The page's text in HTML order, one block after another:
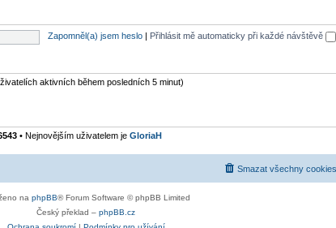
Zapomněl(a) jsem heslo Přihlásit mě automaticky při každé návštěvě
aktivních během posledních 5 minut)
• Nejnovějším uživatelem je GloriaH
Smazat všechny
na phpBB® Forum Software © phpBB Limited
Český překlad – phpBB.cz